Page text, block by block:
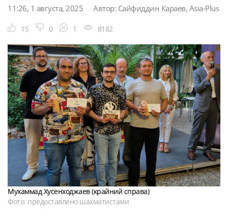
11:26, 1 августа, 2025 Автор: Сайфиддин Караев, Asia-Plus
15 0 1 8182
Мухаммад Хусенходжаев (крайний справа)
Фото: предоставлено шахматистами